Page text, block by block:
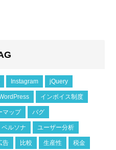
Instagram jQuery
インボイス制度
マップ バグ
ペルソナ ユーザー分析
告 比較 生産性 税金